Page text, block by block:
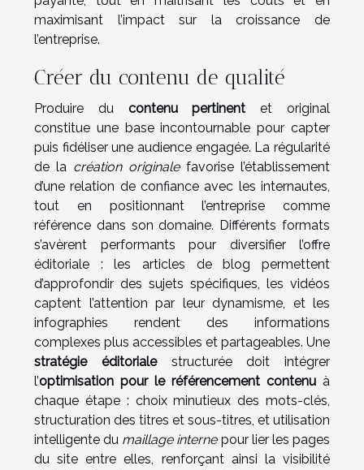
maximisant l’impact sur la croissance de
l’entreprise.
Créer du contenu de qualité
Produire du contenu pertinent et original
constitue une base incontournable pour capter
puis fidéliser une audience engagée. La régularité
de la création originalefavorise l’établissement
d’une relation de confiance avec les internautes,
tout en positionnant l’entreprise comme
référence dans son domaine. Différents formats
s’avèrent performants pour diversifier l’offre
éditoriale : les articles de blog permettent
d’approfondir des sujets spécifiques, les vidéos
captent l’attention par leur dynamisme, et les
infographies rendent des informations
complexes plus accessibles et partageables. Une
stratégie éditorialestructurée doit intégrer
l’optimisation pour le référencement contenu à
chaque étape : choix minutieux des mots-clés,
structuration des titres et sous-titres, et utilisation
intelligente du maillage internepour lier les pages
du site entre elles, renforçant ainsi la visibilité